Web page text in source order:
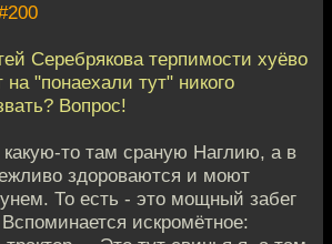
Серебрякова терпимости хуёво
на "понаехали тут" никого
Вопрос!
какую-то там сраную Наглию, а в
здороваются и моют
То есть - это мощный забег
искромётное: